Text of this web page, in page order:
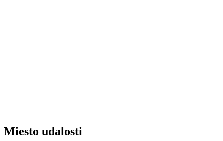
Miesto udalosti